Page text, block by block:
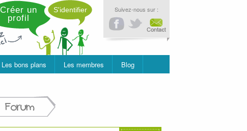
Créer un
profil
S'identifier Suivez-nous sur :
Les bons plans Les membres Blog
Forum